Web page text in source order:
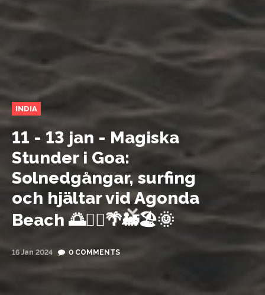
INDIA
11 - 13 jan - Magiska
Stunder i Goa:
Solnedgångar, surfing
och hjältar vid Agonda
Beach 🌅🏄‍♂️🌴🚂🏖️🌞
16 Jan 2024 0 COMMENTS